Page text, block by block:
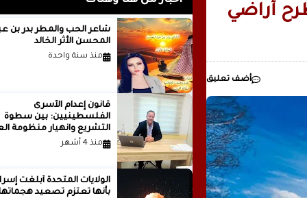
للذكاء
أراضي
أضف تعليق
شاعر الحب والمطر بدر
المحسن الأثر الخالد
منذ سنة واحدة
قانون إعدام الأسرى
الفلسطينيين: بين سطوة
التشريع وانهيار منظومة
الدولية...بقلم الدكتور وسيم
منذ 4 أشهر
الولايات المتحدة أبلغت
بأنها تعتزم تصعيد